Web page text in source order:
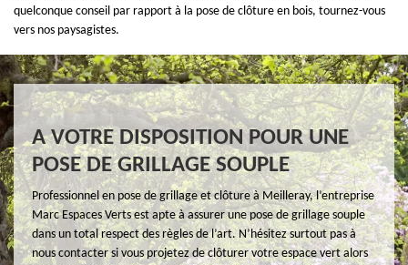
quelconque conseil par rapport à la pose de clôture en bois, tournez-vous
vers nos paysagistes.
A VOTRE DISPOSITION POUR UNE
POSE DE GRILLAGE SOUPLE
Professionnel en pose de grillage et clôture à Meilleray, l’entreprise
Marc Espaces Verts est apte à assurer une pose de grillage souple
dans un total respect des règles de l’art. N’hésitez surtout pas à
nous contacter si vous projetez de clôturer votre espace vert alors